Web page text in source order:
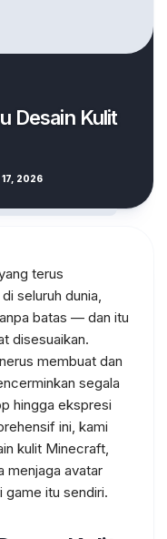
Desain Kulit
17, 2026
terus
seluruh dunia,
batas — dan itu
disesuaikan.
membuat dan
segala
hingga ekspresi
ini, kami
kulit Minecraft,
menjaga avatar
game itu sendiri.